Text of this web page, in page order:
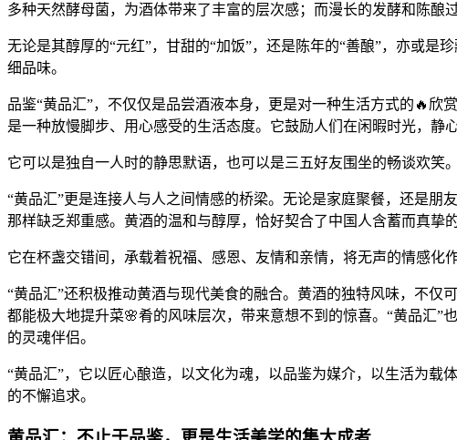
多种天然酵母菌，为酒体带来了丰富的层次感；而漫长的发酵和陈酿
无论是其醇厚的“元红”，甘甜的“加饭”，还是陈年的“善酿”，亦或是
细品味。
品鉴“黄品汇”，不仅仅是品尝酒液本身，更是对一种生活方式的🔥欣
是一种放慢脚步、用心感受的生活态度。它鼓励人们在闲暇时光，静
它可以是独自一人时的静思默语，也可以是三五好友围坐的畅谈欢笑
“黄品汇”更是连接人与人之间情感的桥梁。无论是家庭聚餐，还是
那样缺乏郑重感。黄酒的温和与醇厚，恰好契合了中国人含蓄而真挚
它在杯盏交错间，承载着祝福、感恩、友情和亲情，将无声的情感化
“黄品汇”还积极推动黄酒与现代美食的融合。黄酒的独特风味，不仅
都能极大地提升菜🌸肴的风味层次，带来意想不到的惊喜。“黄品汇
的灵魂伴侣。
“黄品汇”，它以匠心酿造，以文化为魂，以品鉴为媒介，以生活为
的不懈追求。